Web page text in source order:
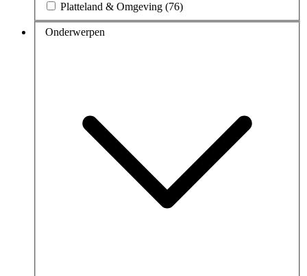
Platteland & Omgeving (76)
Onderwerpen